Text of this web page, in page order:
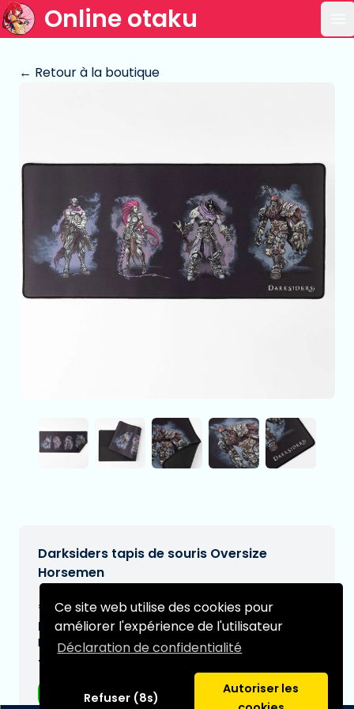
Ce site web utilise des cookies pour
améliorer l'expérience de l'utilisateur
Déclaration de confidentialité
Refuser (8s)
Autoriser les
Online otaku
← Retour à la boutique
Darksiders tapis de souris Oversize
Horsemen
€33,95 [Sous réserve de modifications]
Date de livraison prévue:
N/A
Type:
Tapis de souris